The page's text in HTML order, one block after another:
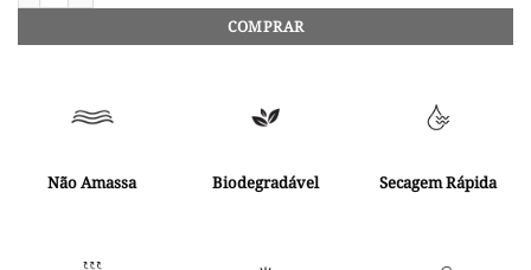
COMPRAR
Não Amassa Biodegradável Secagem Rápida